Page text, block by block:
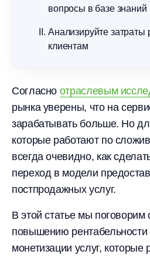
вопросы в базе знаний
Анализируйте затраты
клиентам
Согласно отраслевым
рынка уверены, что на
зарабатывать больше. Но
которые работают по
всегда очевидно, как
переход в модели
постпродажных услуг.
В этой статье мы поговорим
повышению
монетизации услуг, которые